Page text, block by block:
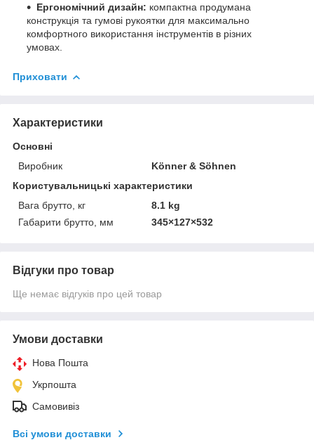
Ергономічний дизайн: компактна продумана
конструкція та гумові рукоятки для максимально
комфортного використання інструментів в різних
умовах.
Приховати
Характеристики
Основні
Виробник
Könner & Söhnen
Користувальницькі характеристики
Вага брутто, кг
8.1 kg
Габарити брутто, мм
345×127×532
Відгуки про товар
Ще немає відгуків про цей товар
Умови доставки
Нова Пошта
Укрпошта
Самовивіз
Всі умови доставки